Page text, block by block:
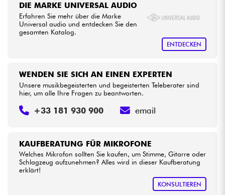
Sehen Sie sich unsere Marken an
DIE MARKE UNIVERSAL AUDIO
Erfahren Sie mehr über die Marke
Universal audio und entdecken Sie den
gesamten Katalog.
ENTDECKEN
KAUFBERATUNG FÜR MIKROFONE
Welches Mikrofon sollten Sie kaufen, um Stimme, Gitarre oder
Schlagzeug aufzunehmen? Alles wird in dieser Kaufberatung
erklärt!
KONSULTIEREN
WENDEN SIE SICH AN EINEN EXPERTEN
Unsere musikbegeisterten und begeisterten Teleberater sind
hier, um alle Ihre Fragen zu beantworten.
+33 181 930 900 email